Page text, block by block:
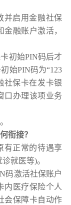
并启用金融社保
融账户激活，
初始PIN码后才
始PIN码为“123
社保卡在发卡银
口办理该项业务
衔接？
有正常的待遇享
就医等)。
码激活社保账户
内医疗保险个人
会保障卡自动作